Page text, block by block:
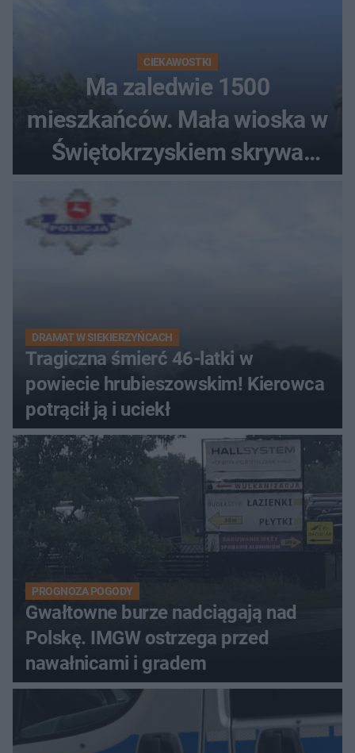
CIEKAWOSTKI
Ma zaledwie 1500
mieszkańców. Mała wioska w
Świętokrzyskiem skrywa
zabytki, bywał tu nawet król
DRAMAT W SIEKIERZYŃCACH
Tragiczna śmierć 46-latki w
powiecie hrubieszowskim! Kierowca
potrącił ją i uciekł
PROGNOZA POGODY
Gwałtowne burze nadciągają nad
Polskę. IMGW ostrzega przed
nawałnicami i gradem